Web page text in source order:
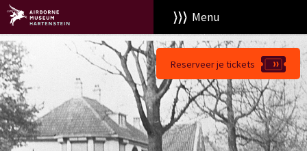
Menu
Reserveer je tickets